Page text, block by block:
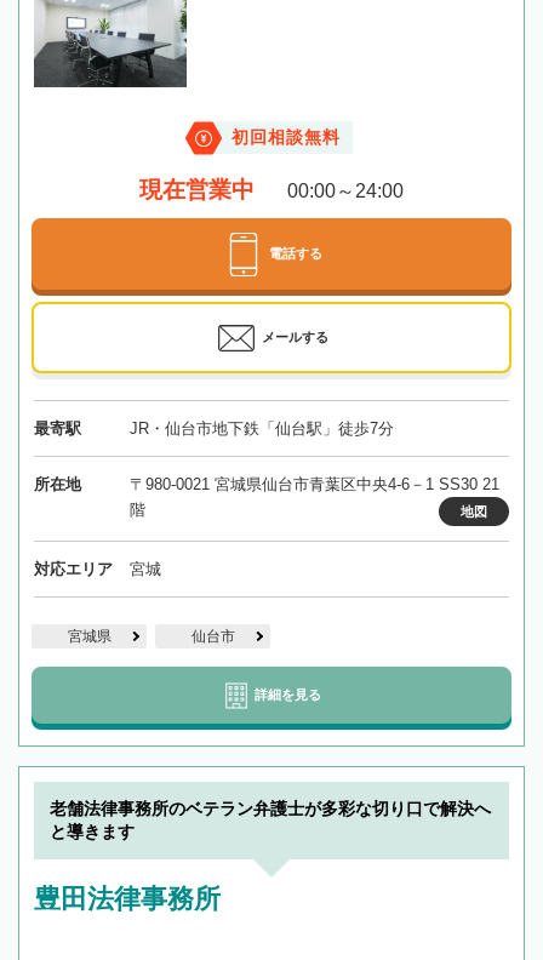
初回相談無料
現在営業中 00:00～24:00
電話する
メールする
最寄駅 JR・仙台市地下鉄「仙台駅」徒歩7分
所在地
〒980-0021 宮城県仙台市青葉区中央4-6－1 SS30 21
階
地図
対応エリア 宮城
宮城県 仙台市
詳細を見る
老舗法律事務所のベテラン弁護士が多彩な切り口で解決へ
と導きます
豊田法律事務所